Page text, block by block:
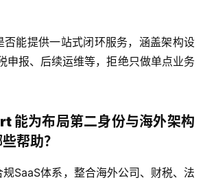
否能提供一站式闭环服务，涵盖架构设
申报、后续运维等，拒绝只做单点业务
能为布局第二身份与海外架构
帮助？
SaaS体系，整合海外公司、财税、法